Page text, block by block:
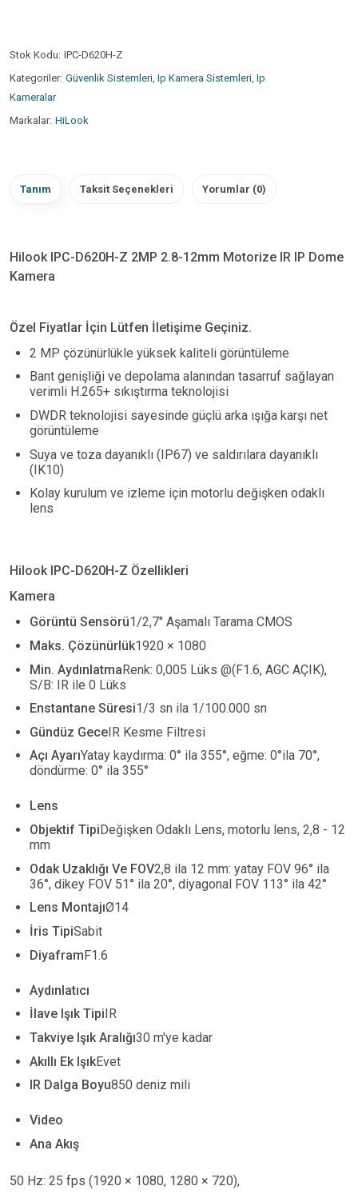
Stok Kodu: IPC-D620H-Z
Kategoriler: Güvenlik Sistemleri Ip Kamera Sistemleri Ip
Kameralar
Markalar: HiLook
Tanım Taksit Seçenekleri Yorumlar (0)
Hilook IPC-D620H-Z 2MP 2.8-12mm Motorize IR IP Dome
Kamera
Özel Fiyatlar İçin Lütfen İletişime Geçiniz.
2 MP çözünürlükle yüksek kaliteli görüntüleme
Bant genişliği ve depolama alanından tasarruf sağlayan
verimli H.265+ sıkıştırma teknolojisi
DWDR teknolojisi sayesinde güçlü arka ışığa karşı net
görüntüleme
Suya ve toza dayanıklı (IP67) ve saldırılara dayanıklı
(IK10)
Kolay kurulum ve izleme için motorlu değişken odaklı
lens
Hilook IPC-D620H-Z Özellikleri
Kamera
Görüntü Sensörü1/2,7" Aşamalı Tarama CMOS
Maks. Çözünürlük1920 × 1080
Min. AydınlatmaRenk: 0,005 Lüks @(F1.6, AGC AÇIK),
S/B: IR ile 0 Lüks
Enstantane Süresi1/3 sn ila 1/100.000 sn
Gündüz GeceIR Kesme Filtresi
Açı AyarıYatay kaydırma: 0° ila 355°, eğme: 0°ila 70°,
döndürme: 0° ila 355°
Lens
Objektif TipiDeğişken Odaklı Lens, motorlu lens, 2,8 - 12
mm
Odak Uzaklığı Ve FOV2,8 ila 12 mm: yatay FOV 96° ila
36°, dikey FOV 51° ila 20°, diyagonal FOV 113° ila 42°
Lens MontajıØ14
İris TipiSabit
DiyaframF1.6
Aydınlatıcı
İlave Işık Tipi IR
Takviye Işık Aralığı30 m'ye kadar
Akıllı Ek IşıkEvet
IR Dalga Boyu850 deniz mili
Video
Ana Akış
50 Hz: 25 fps (1920 × 1080, 1280 × 720),